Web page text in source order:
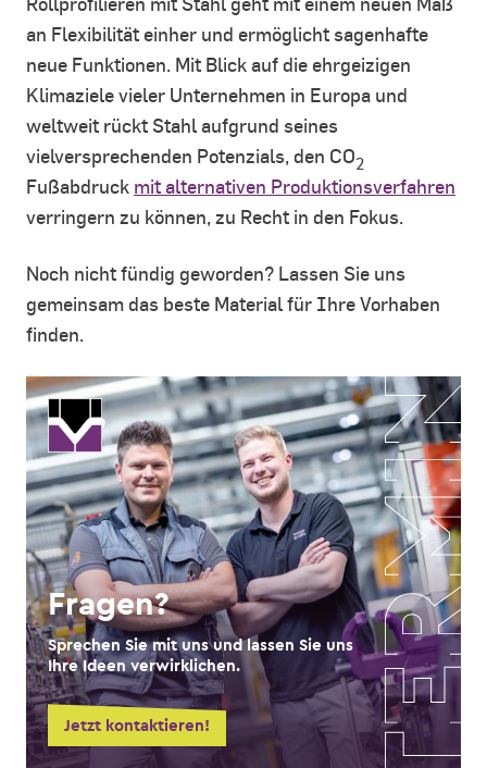
an Flexibilität einher und ermöglicht sagenhafte
neue Funktionen. Mit Blick auf die ehrgeizigen
Klimaziele vieler Unternehmen in Europa und
weltweit rückt Stahl aufgrund seines
vielversprechenden Potenzials, den CO2
Fußabdruck mit alternativen Produktionsverfahren
verringern zu können, zu Recht in den Fokus.
Noch nicht fündig geworden? Lassen Sie uns
gemeinsam das beste Material für Ihre Vorhaben
finden.
Fragen?
Sprechen Sie mit uns und lassen Sie uns
Ihre Ideen verwirklichen.
Jetzt kontaktieren!